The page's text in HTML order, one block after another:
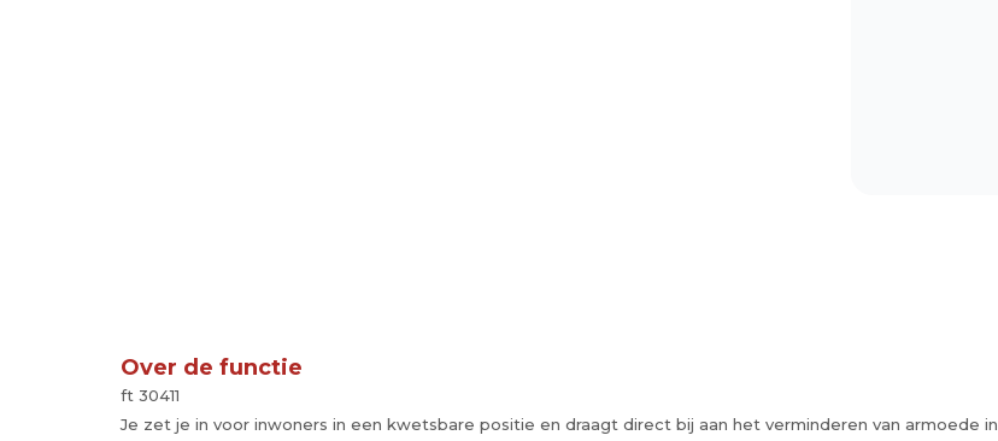
Over de functie
ft 30411
Je zet je in voor inwoners in een kwetsbare positie en draagt direct bij aan het verminderen van armoede in